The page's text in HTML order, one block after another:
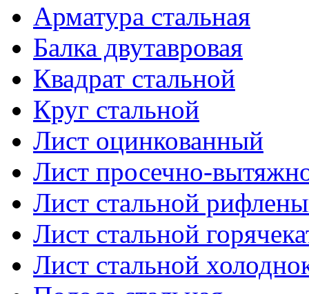
Арматура стальная
Балка двутавровая
Квадрат стальной
Круг стальной
Лист оцинкованный
Лист просечно-
Лист стальной
Лист стальной
Лист стальной